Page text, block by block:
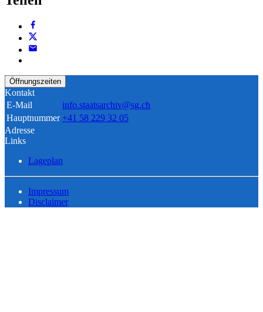
Öffnungszeiten
Kontakt
E-Mail
info.staatsarchiv@sg.ch
Hauptnummer +41 58 229 32 05
Adresse
Links
Lageplan
Impressum
Disclaimer